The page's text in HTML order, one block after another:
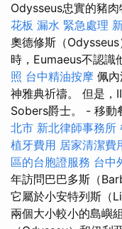
Odysseus忠實的豬肉
花板 漏水 緊急處理
奧德修斯（Odysseus
時，Eumaeus不認識
照 台中精油按摩 佩
神雅典祈禱。 但是，
Sobers爵士。 - 移動
北市 新北律師事務所
植牙費用 居家清潔費
區的台胞證服務 台中
年訪問巴巴多斯（
它屬於小安特列斯（
兩個大小較小的島嶼